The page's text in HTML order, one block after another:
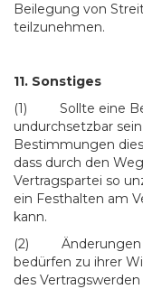
Beilegung von
teilzunehmen.
11. Sonstiges
(1) Sollte eine
undurchsetzbar
Bestimmungen
dass durch den
Vertragspartei so
ein Festhalten am
kann.
(2) Änderungen
bedürfen zu ihrer
des